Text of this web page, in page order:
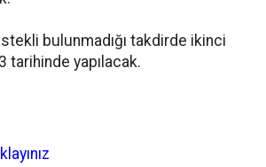
bulunmadığı takdirde ikinci
tarihinde yapılacak.